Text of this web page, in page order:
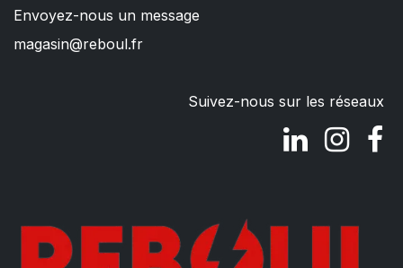
Envoyez-nous un message
magasin@reboul.fr
Suivez-nous sur les réseaux